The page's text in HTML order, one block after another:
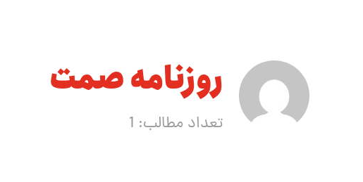
روزنامه صمت
تعداد مطالب: 1